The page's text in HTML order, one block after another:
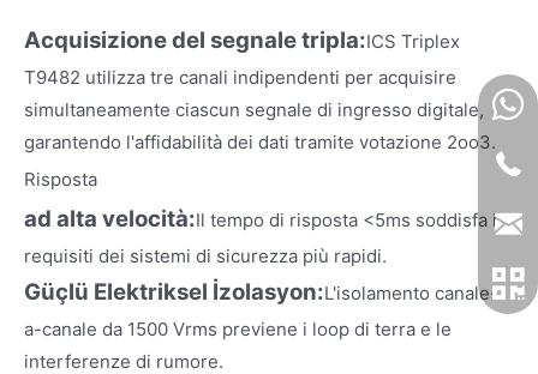
Acquisizione del segnale tripla:ICS Triplex
T9482 utilizza tre canali indipendenti per acquisire
simultaneamente ciascun segnale di ingresso digitale,
garantendo l'affidabilità dei dati tramite votazione 2oo3.
Risposta
ad alta velocità:Il tempo di risposta <5ms soddisfa i
requisiti dei sistemi di sicurezza più rapidi.
Güçlü Elektriksel İzolasyon:L'isolamento canale-
a-canale da 1500 Vrms previene i loop di terra e le
interferenze di rumore.